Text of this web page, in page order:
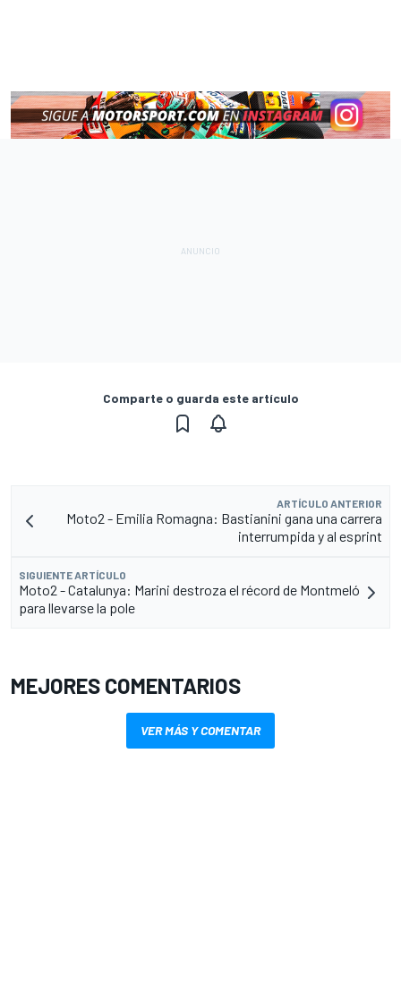
Comparte o guarda este artículo
ARTÍCULO ANTERIOR
Moto2 - Emilia Romagna: Bastianini gana una carrera
interrumpida y al esprint
SIGUIENTE ARTÍCULO
Moto2 - Catalunya: Marini destroza el récord de Montmeló
para llevarse la pole
MEJORES COMENTARIOS
VER MÁS Y COMENTAR